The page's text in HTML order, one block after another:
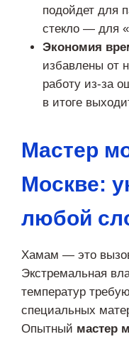
подойдет для
стекло — для
Экономия
избавлены от
работу из-за
в итоге
Мастер
Москве:
любой
Хамам — это
Экстремальная
температур
специальных
Опытный мастер